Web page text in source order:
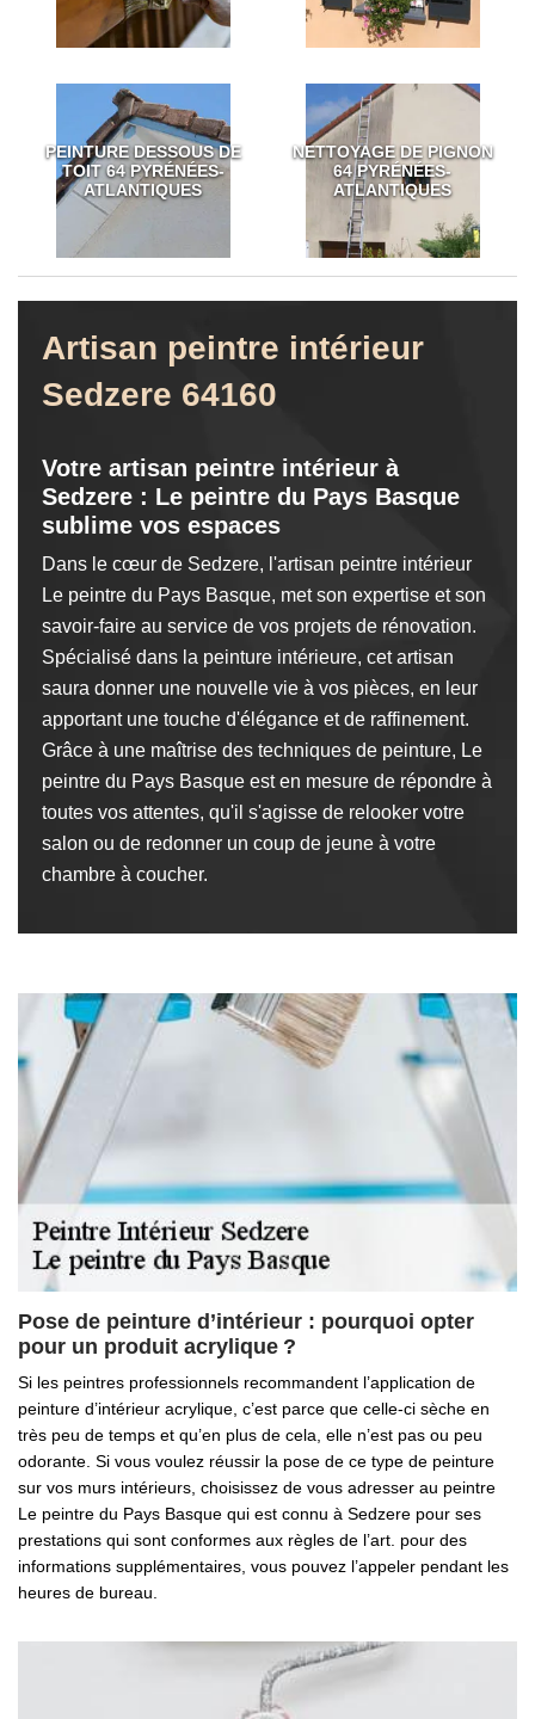
PEINTURE DESSOUS DE
TOIT 64 PYRÉNÉES-
ATLANTIQUES
NETTOYAGE DE PIGNON
64 PYRÉNÉES-
ATLANTIQUES
Artisan peintre intérieur
Sedzere 64160
Votre artisan peintre intérieur à
Sedzere : Le peintre du Pays Basque
sublime vos espaces
Dans le cœur de Sedzere, l'artisan peintre intérieur
Le peintre du Pays Basque, met son expertise et son
savoir-faire au service de vos projets de rénovation.
Spécialisé dans la peinture intérieure, cet artisan
saura donner une nouvelle vie à vos pièces, en leur
apportant une touche d'élégance et de raffinement.
Grâce à une maîtrise des techniques de peinture, Le
peintre du Pays Basque est en mesure de répondre à
toutes vos attentes, qu'il s'agisse de relooker votre
salon ou de redonner un coup de jeune à votre
chambre à coucher.
Pose de peinture d’intérieur : pourquoi opter
pour un produit acrylique ?
Si les peintres professionnels recommandent l’application de
peinture d’intérieur acrylique, c’est parce que celle-ci sèche en
très peu de temps et qu’en plus de cela, elle n’est pas ou peu
odorante. Si vous voulez réussir la pose de ce type de peinture
sur vos murs intérieurs, choisissez de vous adresser au peintre
Le peintre du Pays Basque qui est connu à Sedzere pour ses
prestations qui sont conformes aux règles de l’art. pour des
informations supplémentaires, vous pouvez l’appeler pendant les
heures de bureau.